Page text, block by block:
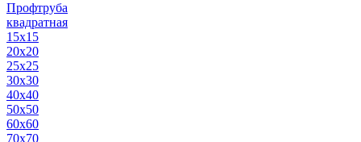
Профтруба
квадратная
15х15
20х20
25х25
30х30
40х40
50х50
60х60
70х70